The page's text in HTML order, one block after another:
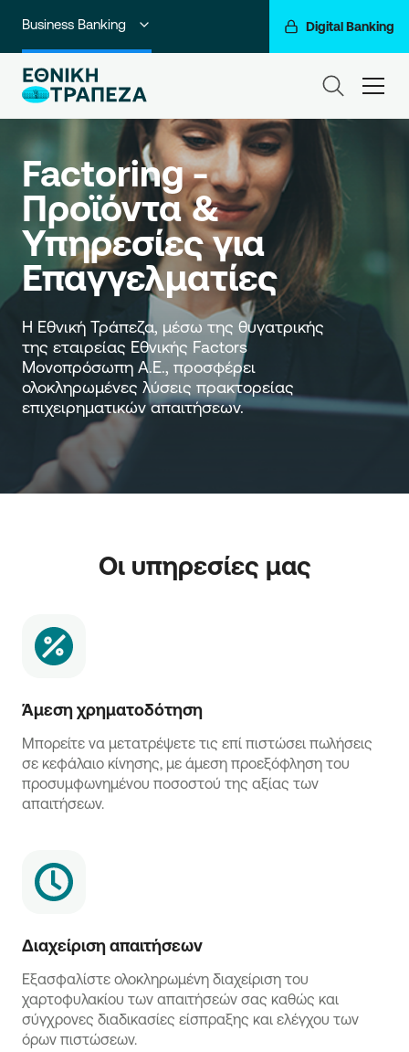
Business Banking Digital Banking
Ιδιώτες
Premium Banking
Private Banking
Corporate & Investment Banking
Go For More
Ο Όμιλός μας
Factoring -
Προϊόντα &
Υπηρεσίες για
Επαγγελματίες
Η Εθνική Τράπεζα, μέσω της θυγατρικής
της εταιρείας Εθνικής Factors
Μονοπρόσωπη Α.Ε., προσφέρει
ολοκληρωμένες λύσεις πρακτορείας
επιχειρηματικών απαιτήσεων.
Οι υπηρεσίες μας
Άμεση χρηματοδότηση
Μπορείτε να μετατρέψετε τις επί πιστώσει πωλήσεις
σε κεφάλαιο κίνησης, με άμεση προεξόφληση του
προσυμφωνημένου ποσοστού της αξίας των
απαιτήσεων.
Διαχείριση απαιτήσεων
Εξασφαλίστε ολοκληρωμένη διαχείριση του
χαρτοφυλακίου των απαιτήσεών σας καθώς και
σύγχρονες διαδικασίες είσπραξης και ελέγχου των
όρων πιστώσεων.